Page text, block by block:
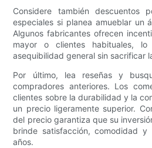
Considere también descuentos
especiales si planea amueblar un
Algunos fabricantes ofrecen
mayor o clientes habituales,
asequibilidad general sin sacrificar
Por último, lea reseñas y
compradores anteriores. Los
clientes sobre la durabilidad y la
un precio ligeramente superior.
del precio garantiza que su
brinde satisfacción, comodidad y
años.